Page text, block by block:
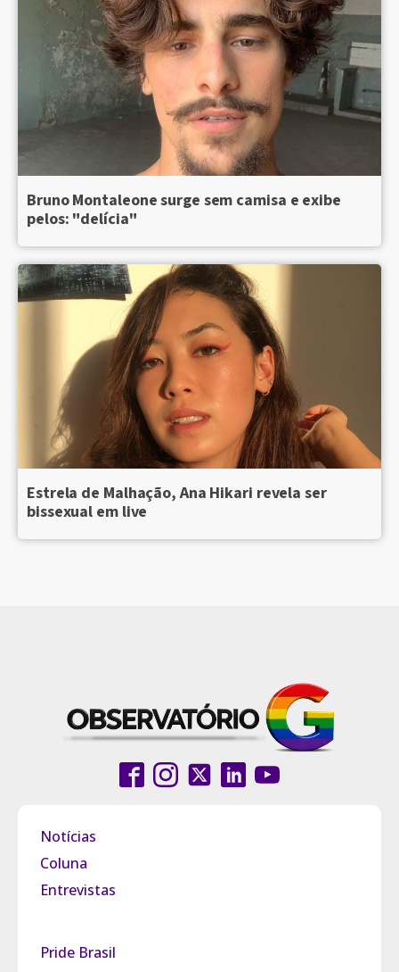
Bruno Montaleone surge sem camisa e exibe
pelos: "delícia"
Estrela de Malhação, Ana Hikari revela ser
bissexual em live
Notícias
Coluna
Entrevistas
Pride Brasil